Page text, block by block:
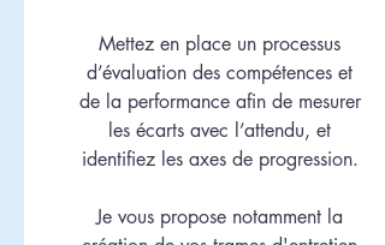
Mettez en place un processus
d’évaluation des compétences et
de la performance afin de mesurer
les écarts avec l’attendu, et
identifiez les axes de progression.
Je vous propose notamment la